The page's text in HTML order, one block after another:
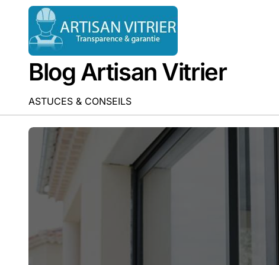
Passer
Blog Artisan Vitrier
ASTUCES & CONSEILS